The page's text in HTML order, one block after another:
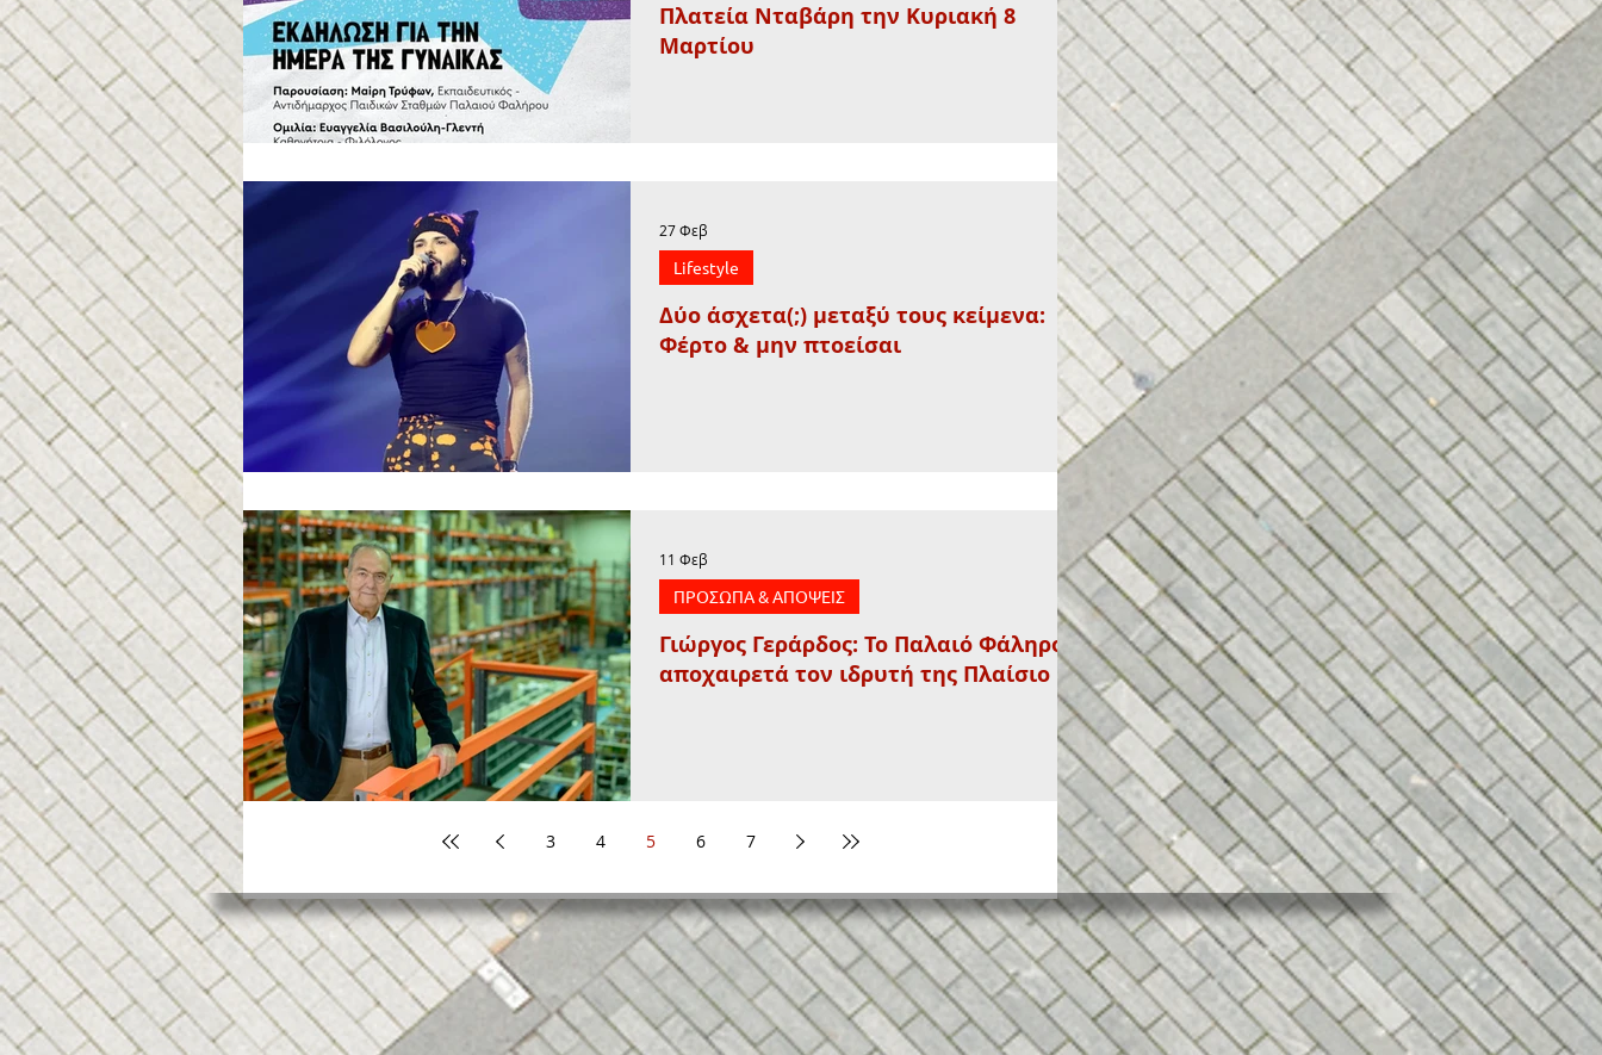
Πλατεία Νταβάρη την Κυριακή 8
Μαρτίου
Δύο άσχετα(;) μεταξύ τους κείμενα:
Φέρτο & μην πτοείσαι
Lifestyle
27 Φεβ
Γιώργος Γεράρδος: Το Παλαιό Φάληρο
αποχαιρετά τον ιδρυτή της Πλαίσιο
ΠΡΟΣΩΠΑ & ΑΠΟΨΕΙΣ
11 Φεβ
3 4 5 6 7